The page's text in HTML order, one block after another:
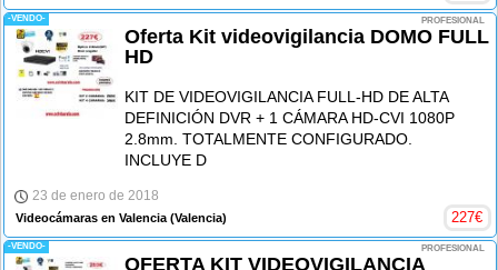
-VENDO- PROFESIONAL
Oferta Kit videovigilancia DOMO FULL
HD
KIT DE VIDEOVIGILANCIA FULL-HD DE ALTA
DEFINICIÓN DVR + 1 CÁMARA HD-CVI 1080P
2.8mm. TOTALMENTE CONFIGURADO.
INCLUYE D
23 de enero de 2018
Videocámaras en Valencia (Valencia) 227€
-VENDO- PROFESIONAL
OFERTA KIT VIDEOVIGILANCIA